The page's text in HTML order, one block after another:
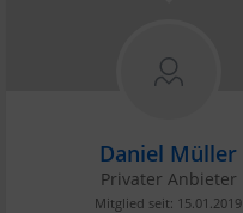
Daniel Müller
Privater Anbieter
Mitglied seit: 15.01.2019